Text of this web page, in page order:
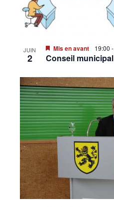
Genève
JUIN
2
Mis en avant 19:00 -
Conseil municipal